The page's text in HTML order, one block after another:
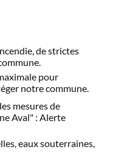
de strictes
pour
notre commune.
mesures de
Aval" : Alerte
eaux souterraines,